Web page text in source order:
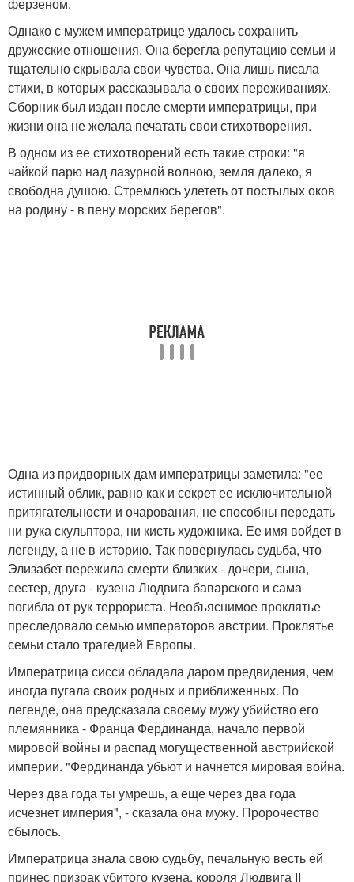
ферзеном.
Однако с мужем императрице удалось сохранить
дружеские отношения. Она берегла репутацию семьи и
тщательно скрывала свои чувства. Она лишь писала
стихи, в которых рассказывала о своих переживаниях.
Сборник был издан после смерти императрицы, при
жизни она не желала печатать свои стихотворения.
В одном из ее стихотворений есть такие строки: "я
чайкой парю над лазурной волною, земля далеко, я
свободна душою. Стремлюсь улететь от постылых оков
на родину - в пену морских берегов".
Одна из придворных дам императрицы заметила: "ее
истинный облик, равно как и секрет ее исключительной
притягательности и очарования, не способны передать
ни рука скульптора, ни кисть художника. Ее имя войдет в
легенду, а не в историю. Так повернулась судьба, что
Элизабет пережила смерти близких - дочери, сына,
сестер, друга - кузена Людвига баварского и сама
погибла от рук террориста. Необъяснимое проклятье
преследовало семью императоров австрии. Проклятье
семьи стало трагедией Европы.
Императрица сисси обладала даром предвидения, чем
иногда пугала своих родных и приближенных. По
легенде, она предсказала своему мужу убийство его
племянника - Франца Фердинанда, начало первой
мировой войны и распад могущественной австрийской
империи. "Фердинанда убьют и начнется мировая война.
Через два года ты умрешь, а еще через два года
исчезнет империя", - сказала она мужу. Пророчество
сбылось.
Императрица знала свою судьбу, печальную весть ей
принес призрак убитого кузена, короля Людвига II